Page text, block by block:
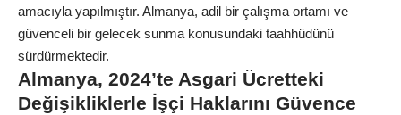
amacıyla yapılmıştır. Almanya, adil bir çalışma ortamı ve
güvenceli bir gelecek sunma konusundaki taahhüdünü
sürdürmektedir.
Almanya, 2024’te Asgari Ücretteki
Değişikliklerle İşçi Haklarını Güvence